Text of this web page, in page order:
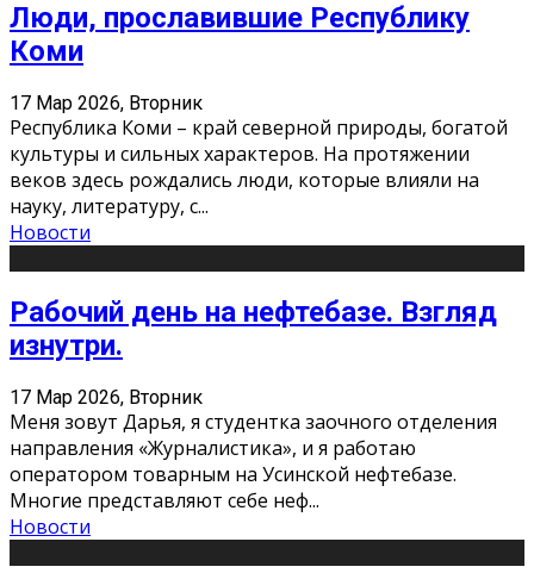
Люди, прославившие Республику
Коми
17 Мар 2026, Вторник
Республика Коми – край северной природы, богатой
культуры и сильных характеров. На протяжении
веков здесь рождались люди, которые влияли на
науку, литературу, с...
Новости
Рабочий день на нефтебазе. Взгляд
изнутри.
17 Мар 2026, Вторник
Меня зовут Дарья, я студентка заочного отделения
направления «Журналистика», и я работаю
оператором товарным на Усинской нефтебазе.
Многие представляют себе неф...
Новости